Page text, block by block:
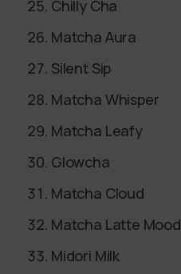
Chilly Cha
Matcha Aura
Silent Sip
Matcha Whisper
Matcha Leafy
Glowcha
Matcha Cloud
Matcha Latte Mood
Midori Milk